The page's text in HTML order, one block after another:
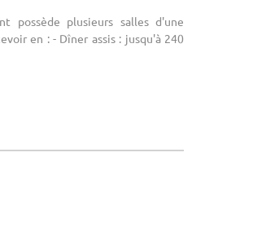
possède plusieurs salles d'une
en : - Dîner assis : jusqu'à 240